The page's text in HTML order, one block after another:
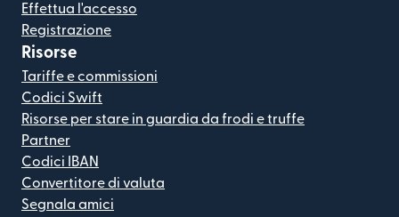
Effettua l'accesso
Registrazione
Risorse
Tariffe e commissioni
Codici Swift
Risorse per stare in guardia da frodi e truffe
Partner
Codici IBAN
Convertitore di valuta
Segnala amici